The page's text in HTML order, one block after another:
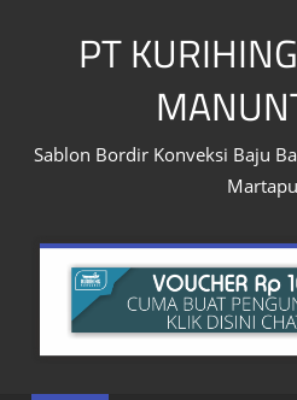
PT
Sablon Bordir Konveksi Baju